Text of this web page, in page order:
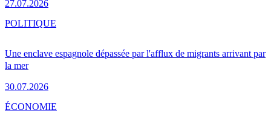
27.07.2026
Une enclave espagnole dépassée par l'afflux de migrants arrivant par
la mer
30.07.2026
POLITIQUE
ÉCONOMIE